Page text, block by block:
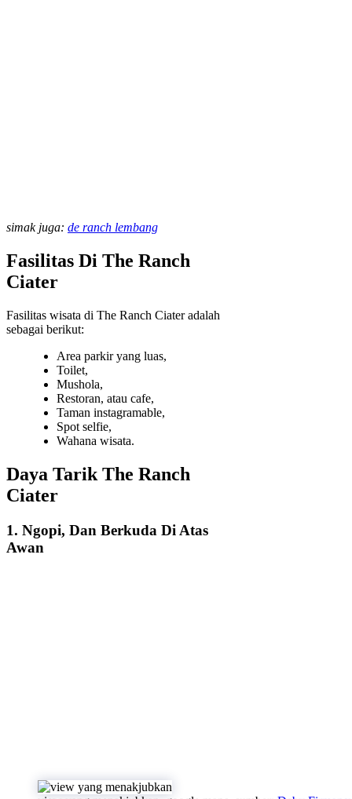
simak juga: de ranch lembang
Fasilitas Di The Ranch
Ciater
Fasilitas wisata di The Ranch Ciater adalah
sebagai berikut:
Area parkir yang luas,
Toilet,
Mushola,
Restoran, atau cafe,
Taman instagramable,
Spot selfie,
Wahana wisata.
Daya Tarik The Ranch
Ciater
1. Ngopi, Dan Berkuda Di Atas
Awan